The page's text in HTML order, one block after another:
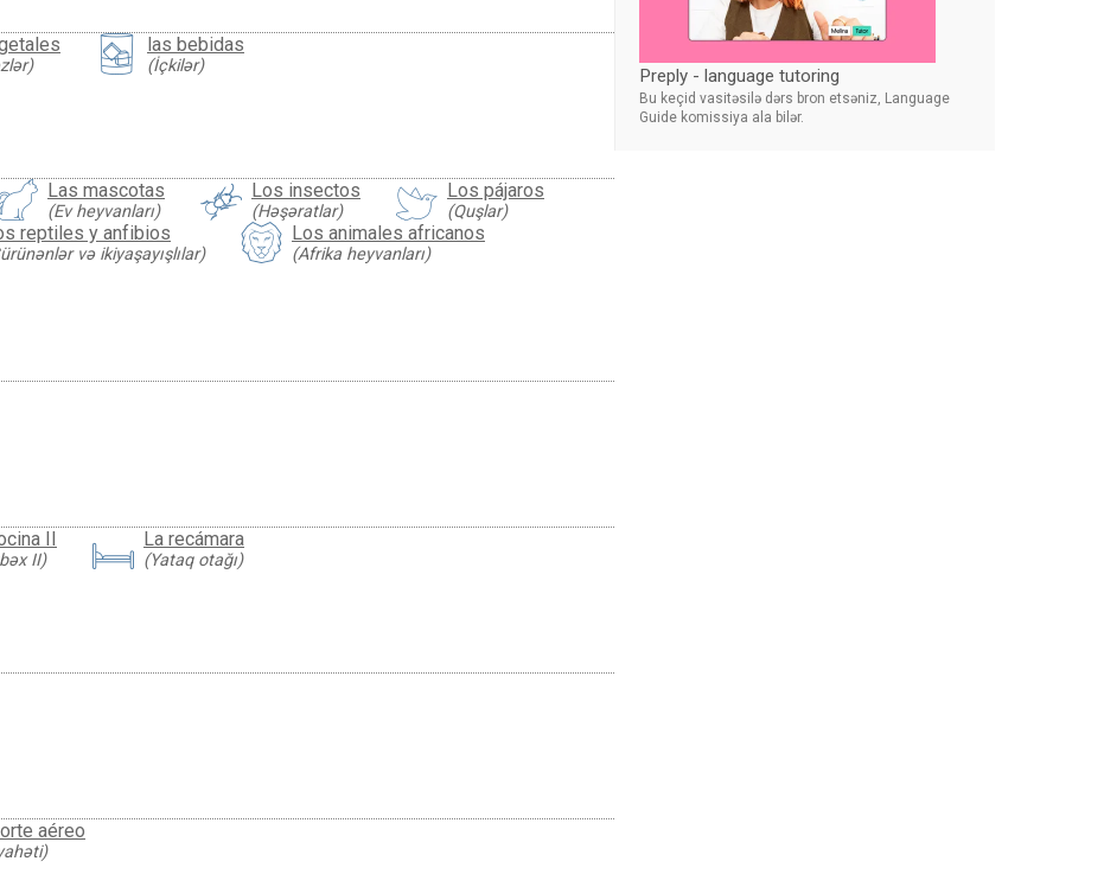
las bebidas
(İçkilər)
Las mascotas
(Ev heyvanları)
Los insectos
(Həşəratlar)
Los pájaros
(Quşlar)
reptiles y anfibios
və ikiyaşayışlılar)
Los animales africanos
(Afrika heyvanları)
II
II)
La recámara
(Yataq otağı)
aéreo
Preply - language tutoring
Bu keçid vasitəsilə dərs bron etsəniz, Language
Guide komissiya ala bilər.